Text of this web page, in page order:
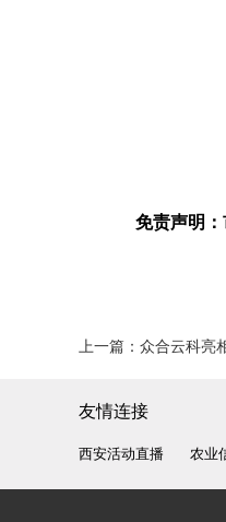
免责声明：
上一篇： 众合云科亮
友情连接
西安活动直播 农业